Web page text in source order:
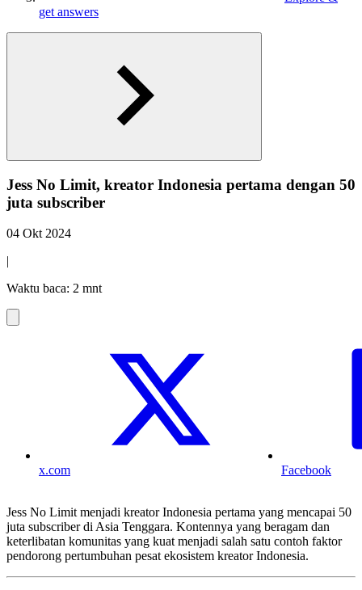
get answers
Jess No Limit, kreator Indonesia pertama dengan 50
juta subscriber
04 Okt 2024
|
Waktu baca: 2 mnt
x.com Facebook
Jess No Limit menjadi kreator Indonesia pertama yang mencapai 50
juta subscriber di Asia Tenggara. Kontennya yang beragam dan
keterlibatan komunitas yang kuat menjadi salah satu contoh faktor
pendorong pertumbuhan pesat ekosistem kreator Indonesia.